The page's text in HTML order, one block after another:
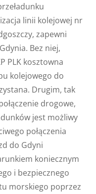
linii kolejowej nr
zapewni
Bez niej,
PLK kosztowna
kolejowego do
Drugim, tak
drogowe,
jest możliwy
połączenia
do Gdyni
koniecznym
i bezpiecznego
morskiego poprzez